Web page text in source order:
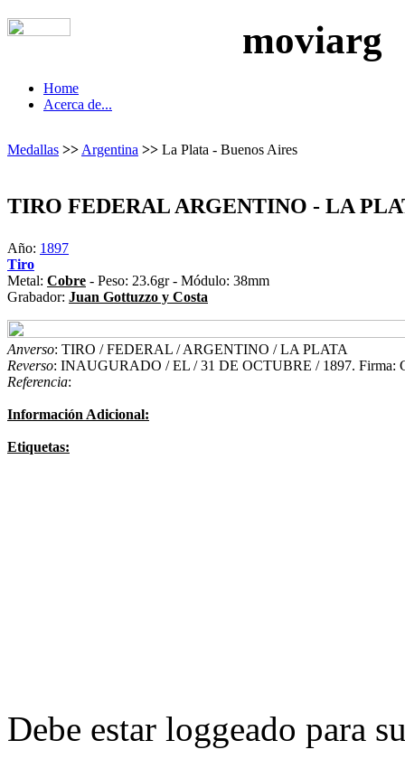
moviarg
Home
Acerca de...
Medallas >> Argentina >> La Plata - Buenos Aires
TIRO FEDERAL ARGENTINO - LA
Año: 1897
Tiro
Metal: Cobre - Peso: 23.6gr - Módulo: 38mm
Grabador: Juan Gottuzzo y Costa
Anverso: TIRO / FEDERAL / ARGENTINO / LA PLATA
Reverso: INAUGURADO / EL / 31 DE OCTUBRE / 1897. Firma:
Referencia:
Información Adicional:
Etiquetas:
Debe estar loggeado para